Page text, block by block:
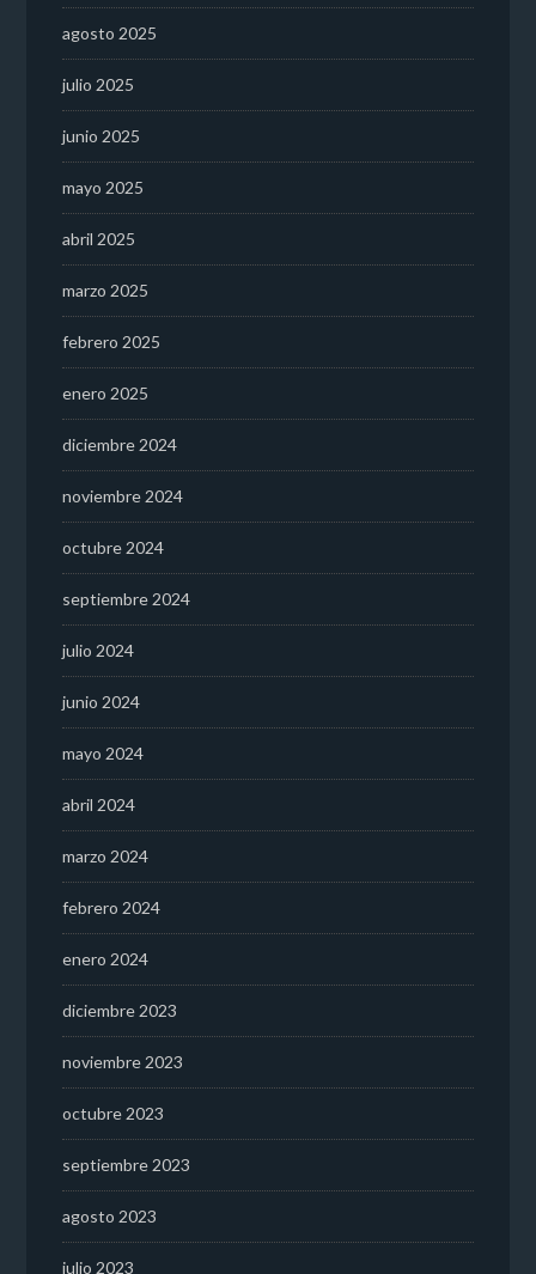
agosto 2025
julio 2025
junio 2025
mayo 2025
abril 2025
marzo 2025
febrero 2025
enero 2025
diciembre 2024
noviembre 2024
octubre 2024
septiembre 2024
julio 2024
junio 2024
mayo 2024
abril 2024
marzo 2024
febrero 2024
enero 2024
diciembre 2023
noviembre 2023
octubre 2023
septiembre 2023
agosto 2023
julio 2023